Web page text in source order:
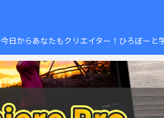
今日からあなたもクリエイター！ひろぼーと